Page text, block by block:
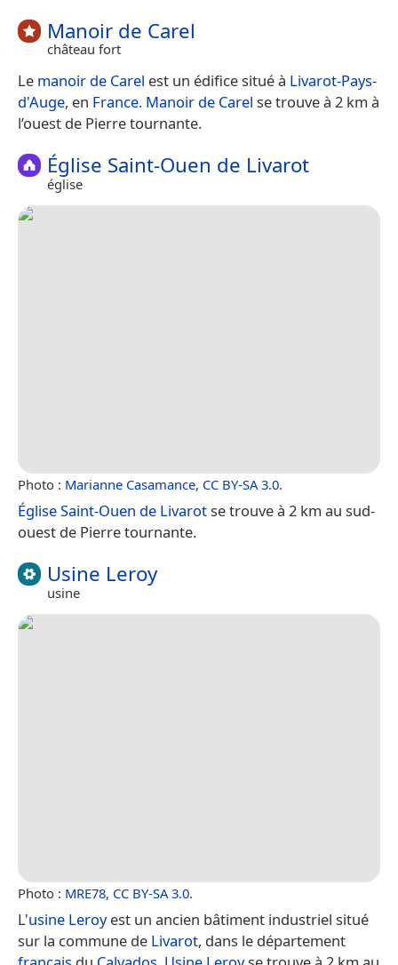
Manoir de Carel
château fort
Le manoir de Carel est un édifice situé à Livarot-Pays-
d'Auge, en France. Manoir de Carel se trouve à 2 km à
l’ouest de Pierre tournante.
Église Saint-Ouen de Livarot
église
Photo : Marianne Casamance, CC BY-SA 3.0.
Église Saint-Ouen de Livarotse trouve à 2 km au sud-
ouest de Pierre tournante.
Usine Leroy
usine
Photo : MRE78, CC BY-SA 3.0.
L'usine Leroyest un ancien bâtiment industriel situé
sur la commune de Livarot, dans le département